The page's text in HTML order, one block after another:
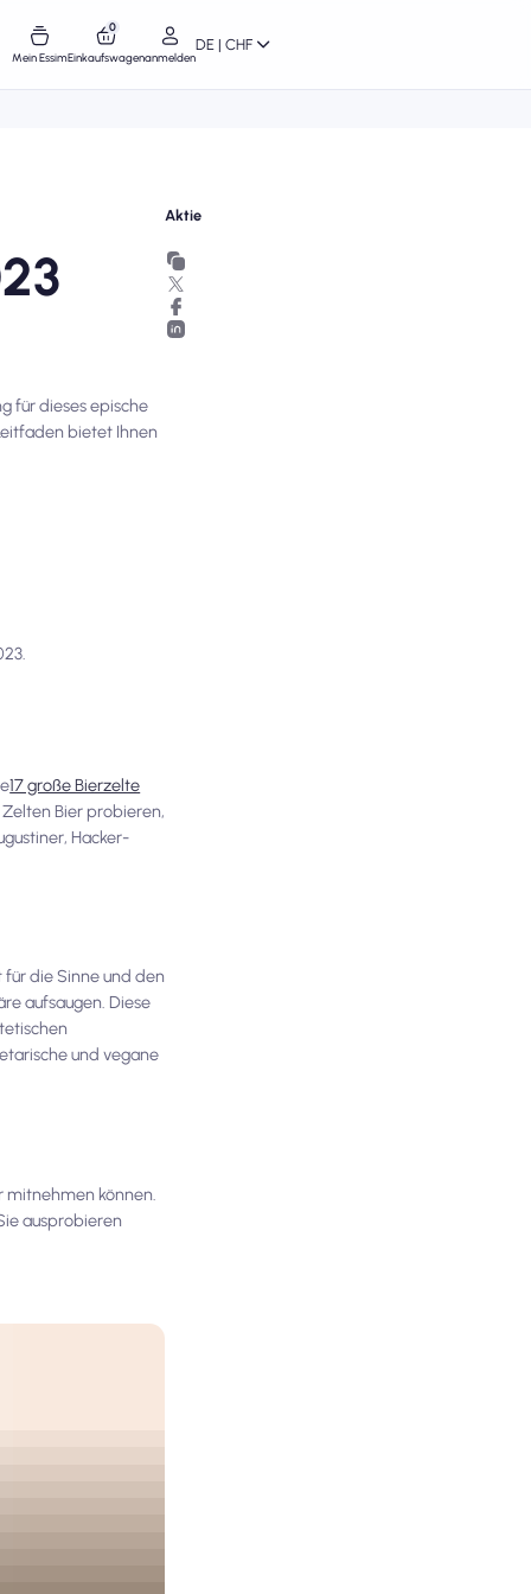
Mein Essim
0
Einkaufswagenanmelden
DE | CHF
für dieses epische
bietet Ihnen
17 große Bierzelte
Bier probieren,
Hacker-
die Sinne und den
aufsaugen. Diese
und vegane
mitnehmen können.
ausprobieren
Aktie